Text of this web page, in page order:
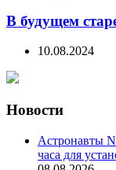
В будущем
10.08.2024
Новости
Астронавты
часа для